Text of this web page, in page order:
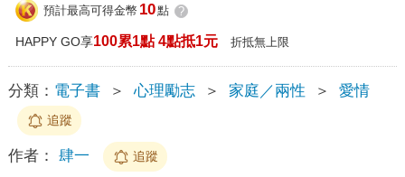
預計最高可得金幣 10點 ?
HAPPY GO享100累1點 4點抵1元 折抵無上限
分類： 電子書 ＞ 心理勵志 ＞ 家庭／兩性 ＞ 愛情
追蹤
作者： 肆一 追蹤